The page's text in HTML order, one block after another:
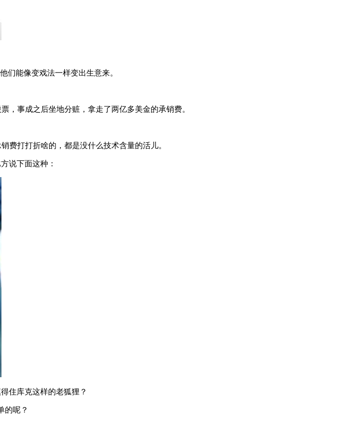
们能像变戏法一样变出生意来。
，事成之后坐地分赃，拿走了两亿多美金的承销费。
费打打折啥的，都是没什么技术含量的活儿。
说下面这种：
住库克这样的老狐狸？
的呢？